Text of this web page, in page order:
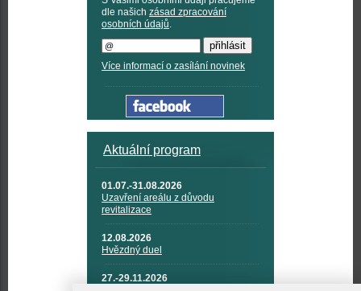
dle našich zásad zpracování
osobních údajů.
Více informací o zasílání novinek
Aktuální program
01.07.-31.08.2026
Uzavření areálu z důvodu
revitalizace
12.08.2026
Hvězdný duel
27.-29.11.2026